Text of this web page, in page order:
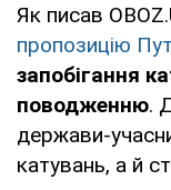
Як писав
пропозицію
запобігання
поводженню.
держави-
катувань, а й